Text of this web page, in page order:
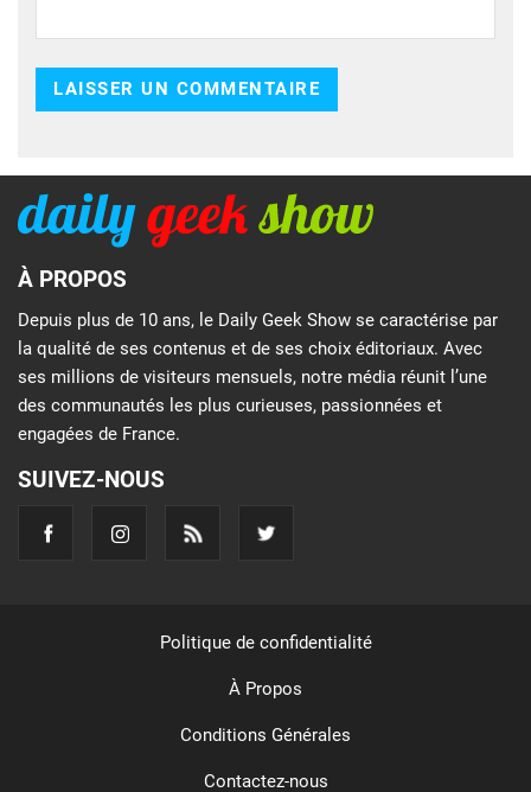
À PROPOS
Depuis plus de 10 ans, le Daily Geek Show se caractérise par
la qualité de ses contenus et de ses choix éditoriaux. Avec
ses millions de visiteurs mensuels, notre média réunit l’une
des communautés les plus curieuses, passionnées et
engagées de France.
SUIVEZ-NOUS
Politique de confidentialité
À Propos
Conditions Générales
Contactez-nous